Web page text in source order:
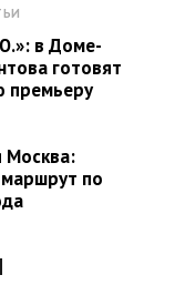
в Доме-
готовят
премьеру
Москва:
по